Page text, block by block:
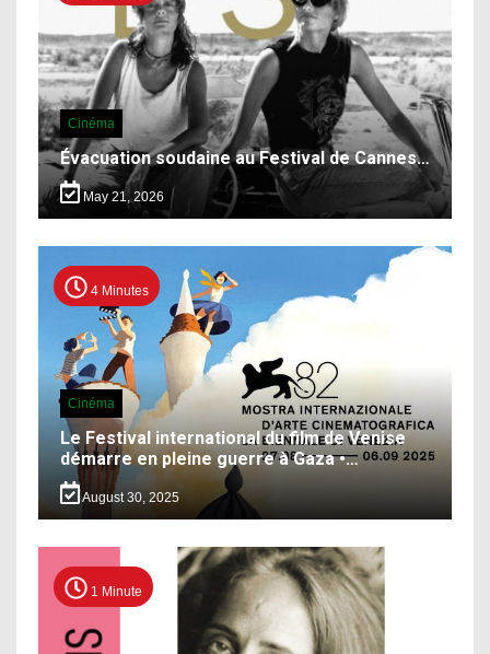
Cinéma
Évacuation soudaine au Festival de Cannes…
May 21, 2026
4 Minutes
Cinéma
Le Festival international du film de Venise
démarre en pleine guerre à Gaza •…
August 30, 2025
1 Minute